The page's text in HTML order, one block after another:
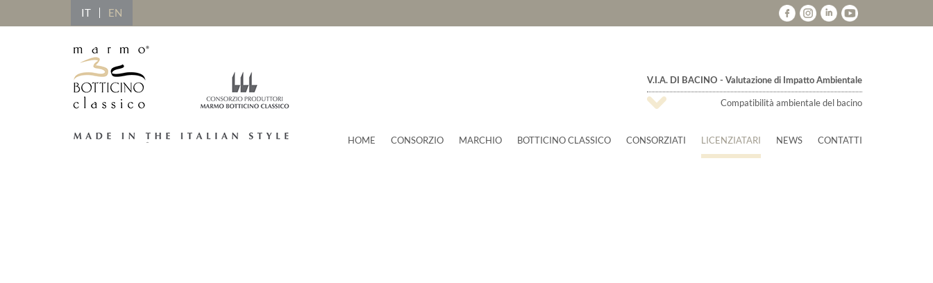
IT EN
V.I.A. DI BACINO - Valutazione di Impatto Ambientale
Compatibilità ambientale del bacino
HOME CONSORZIO MARCHIO BOTTICINO CLASSICO CONSORZIATI LICENZIATARI NEWS CONTATTI